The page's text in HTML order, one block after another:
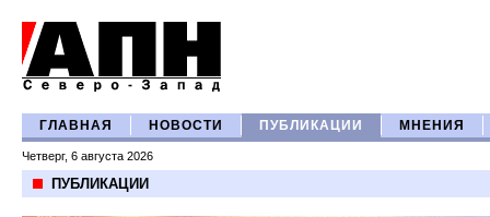
ГЛАВНАЯ НОВОСТИ ПУБЛИКАЦИИ МНЕНИЯ
Четверг, 6 августа 2026
ПУБЛИКАЦИИ